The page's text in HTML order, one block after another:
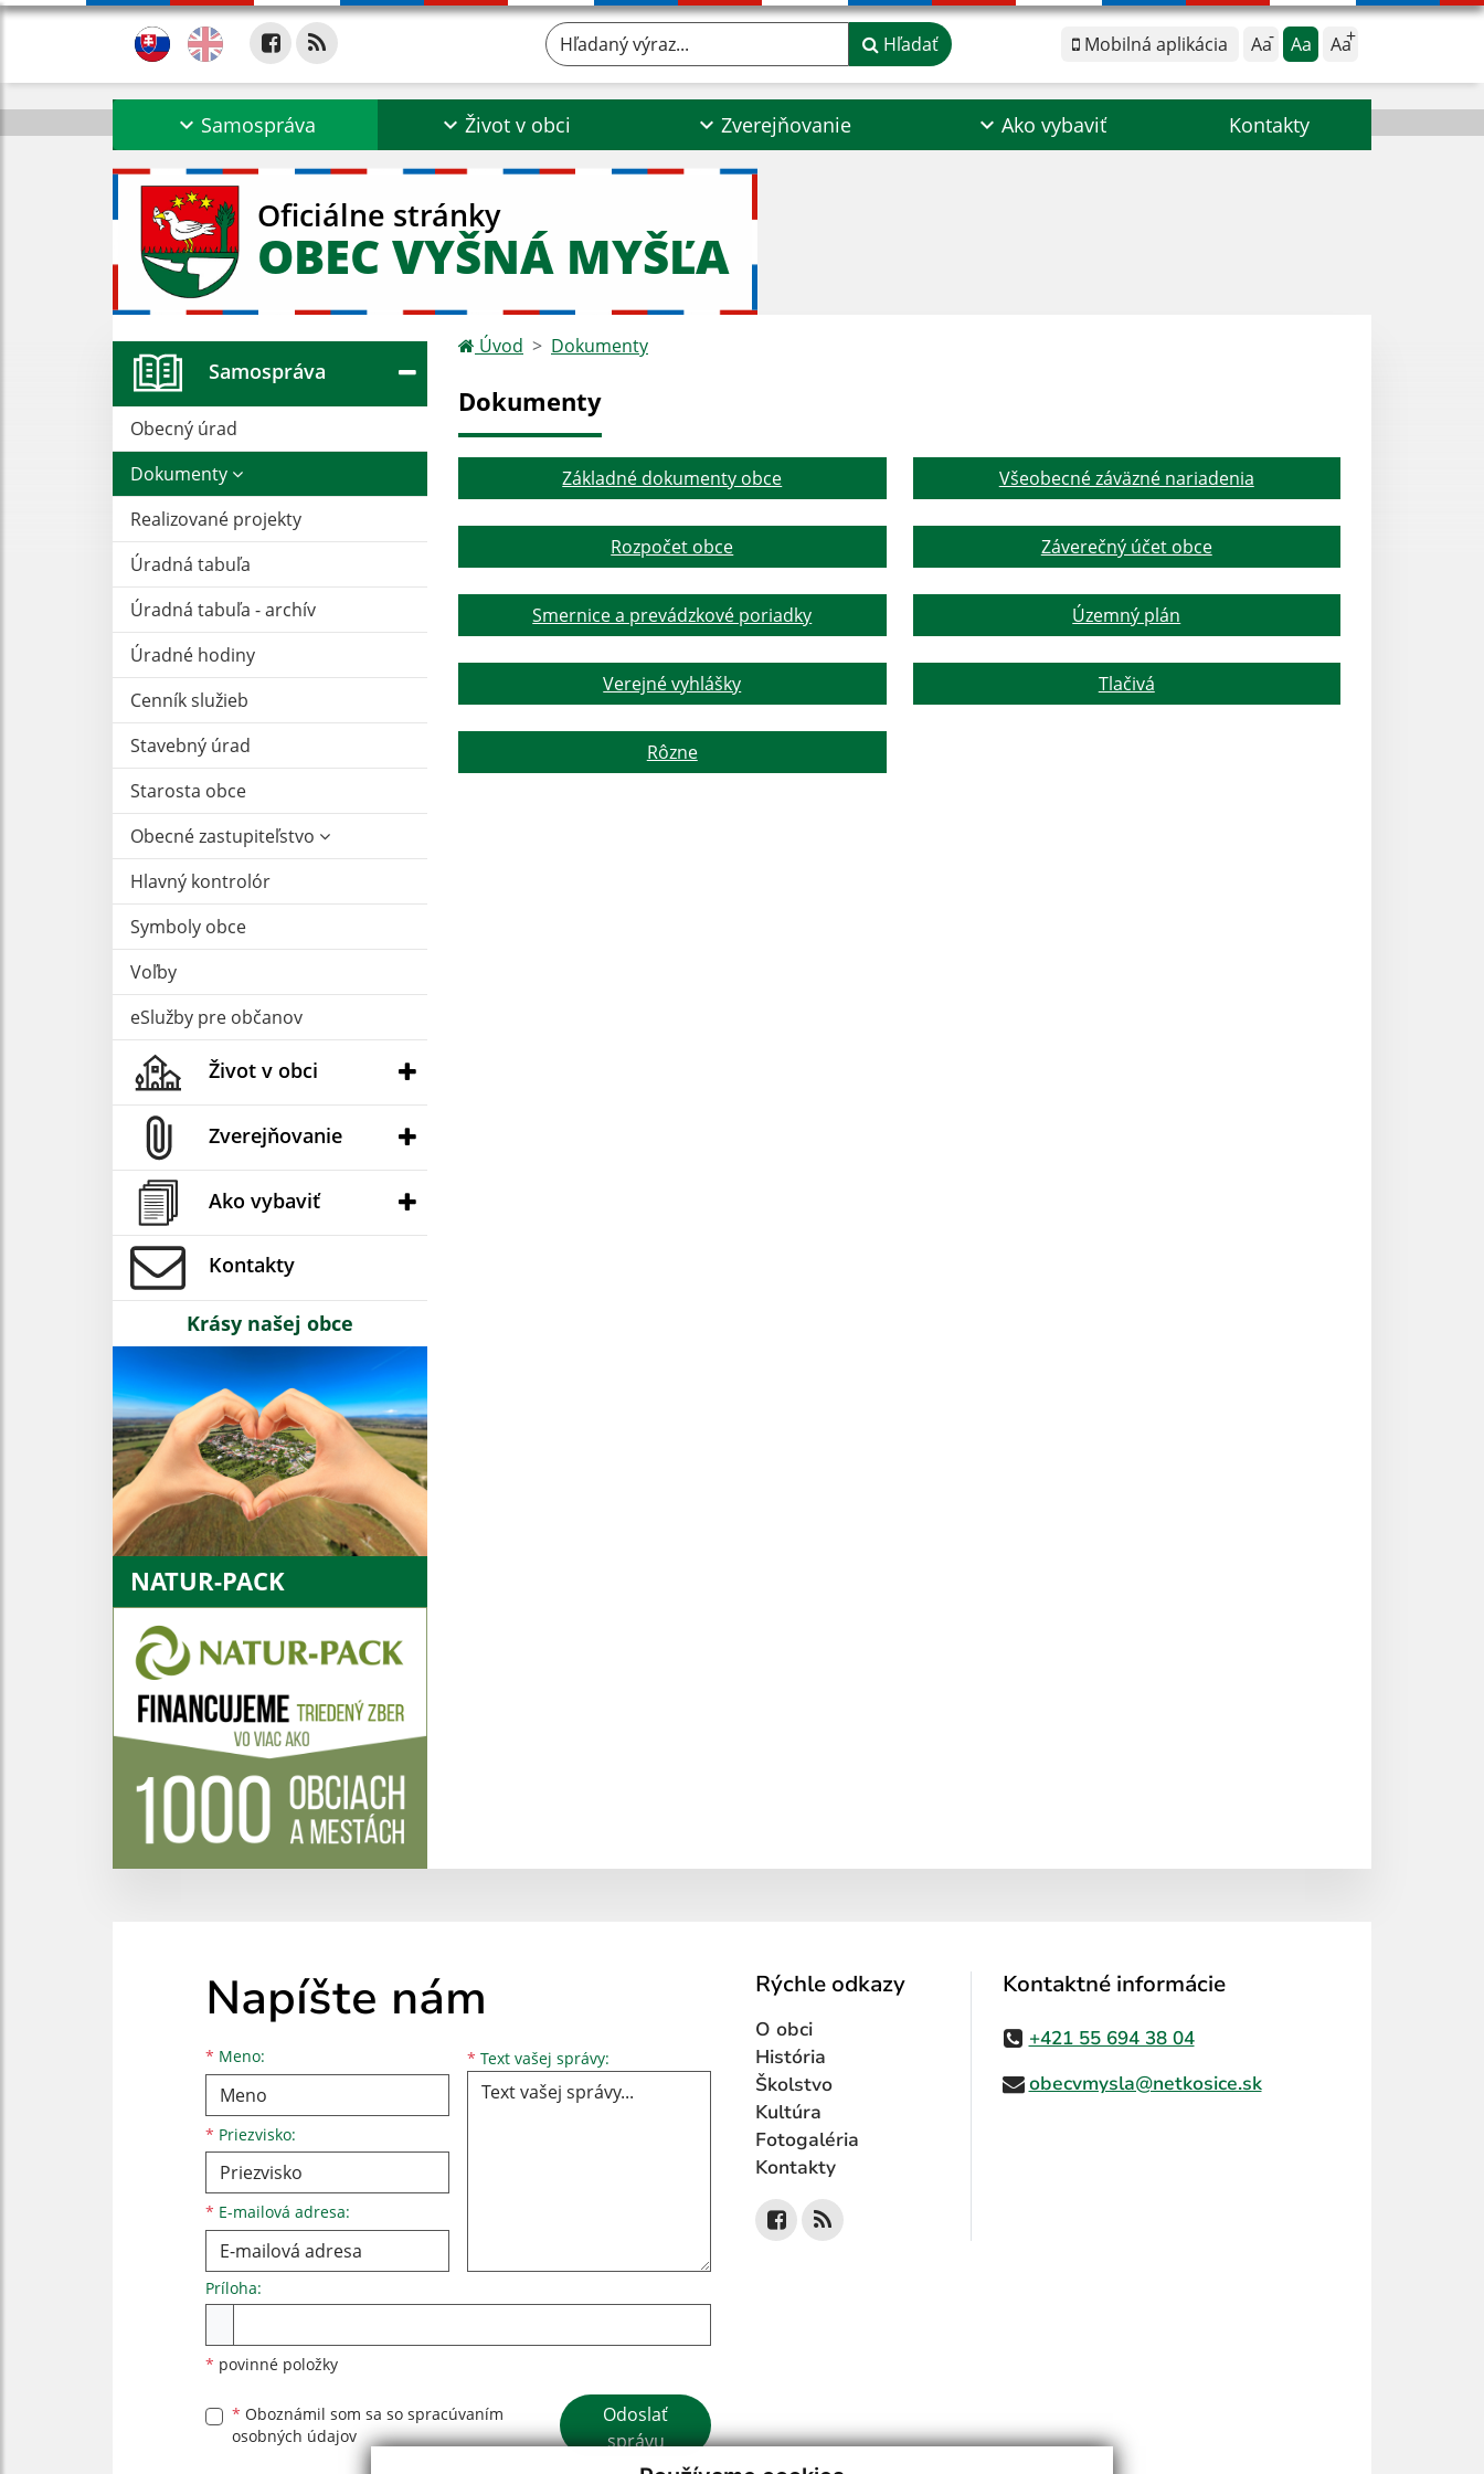
Mobilná aplikácia Aa Aa Aa
Hľadaný výraz... Hľadať
Samospráva Život v obci Zverejňovanie Ako vybaviť Kontakty
Oficiálne stránky
OBEC VYŠNÁ MYŠĽA
Samospráva
Obecný úrad
Dokumenty
Realizované projekty
Úradná tabuľa
Úradná tabuľa - archív
Úradné hodiny
Cenník služieb
Stavebný úrad
Starosta obce
Obecné zastupiteľstvo
Hlavný kontrolór
Symboly obce
Voľby
eSlužby pre občanov
Život v obci
Zverejňovanie
Ako vybaviť
Kontakty
Krásy našej obce
NATUR-PACK
Úvod Dokumenty
Dokumenty
Základné dokumenty obce Všeobecné záväzné nariadenia
Rozpočet obce Záverečný účet obce
Smernice a prevádzkové poriadky Územný plán
Verejné vyhlášky Tlačivá
Rôzne
Napíšte nám
* Meno:
Meno
* Priezvisko:
Priezvisko
* E-mailová adresa:
E-mailová adresa * Text vašej správy: Text vašej správy...
Príloha:
* povinné položky
* Oboznámil som sa so spracúvaním
osobných údajov
Google reCaptcha Response
Odoslať
správu
Rýchle odkazy
O obci
História
Školstvo
Kultúra
Fotogaléria
Kontakty
Kontaktné informácie
+421 55 694 38 04
obecvmysla@netkosice.sk